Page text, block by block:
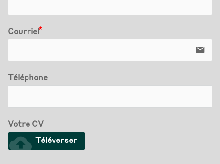
Courriel
email
Téléphone
Votre CV
cloud_upload Téléverser